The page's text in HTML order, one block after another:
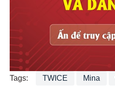
Tags: TWICE Mina